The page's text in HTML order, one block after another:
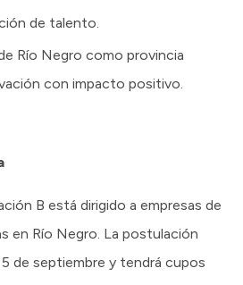
de talento.
Río Negro como provincia
con impacto positivo.
B está dirigido a empresas de
en Río Negro. La postulación
de septiembre y tendrá cupos